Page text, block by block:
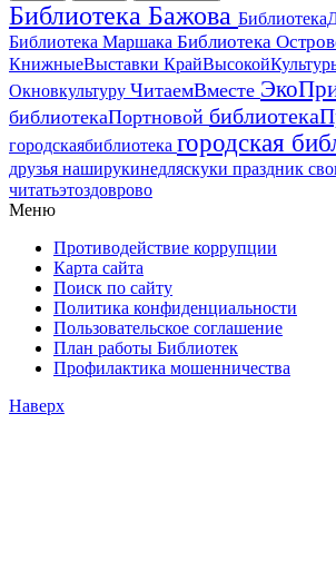
Библиотека Бажова
Библиотека Маршака Библиотека
КнижныеВыставки
Окновкультуру ЧитаемВместе
библиотекаПортновой
городскаябиблиотека городская
друзья наширукинедляскуки праздник
читатьэтоздоврово
Меню
Противодействие коррупции
Карта сайта
Поиск по сайту
Политика конфиденциальности
Пользовательское соглашение
План работы Библиотек
Профилактика мошенничества
Наверх